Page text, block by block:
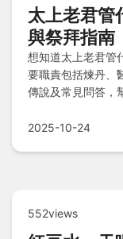
太上老君管
與祭拜指南
想知道太上老君管
要職責包括煉丹、
傳說及常見問答，
2025-10-24
552views